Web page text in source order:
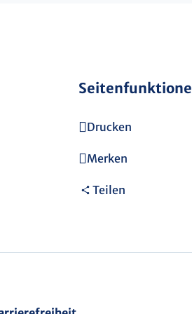
Drucken
Merken
Teilen